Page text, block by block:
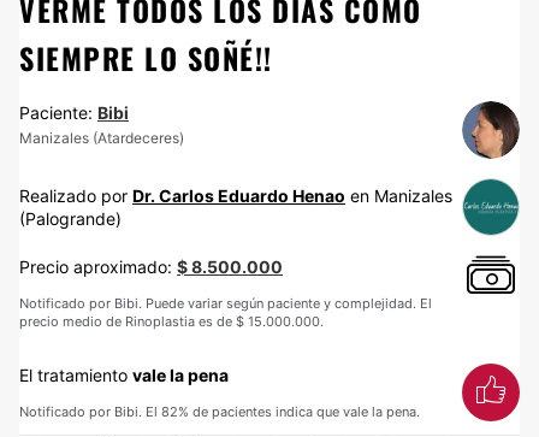
VERME TODOS LOS DÍAS COMO
SIEMPRE LO SOÑÉ!!
Paciente: Bibi
Manizales (Atardeceres)
Realizado por Dr. Carlos Eduardo Henao en Manizales
(Palogrande)
Precio aproximado: $ 8.500.000
Notificado por Bibi. Puede variar según paciente y complejidad. El
precio medio de Rinoplastia es de $ 15.000.000.
El tratamiento vale la pena
Notificado por Bibi. El 82% de pacientes indica que vale la pena.